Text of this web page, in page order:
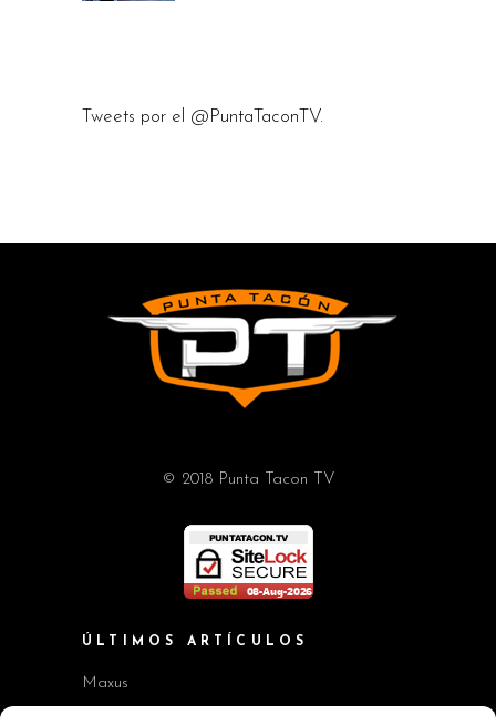
Tweets por el @PuntaTaconTV.
© 2018 Punta Tacon TV
ÚLTIMOS ARTÍCULOS
Maxus